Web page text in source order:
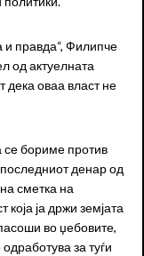
и правда“, Филипче
од актуелната
дека оваа власт не
се бориме против
денар од
сметка на
ја држи земјата
во џебовите,
за туѓи